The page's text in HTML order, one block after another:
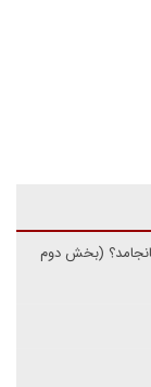
(بخش دوم